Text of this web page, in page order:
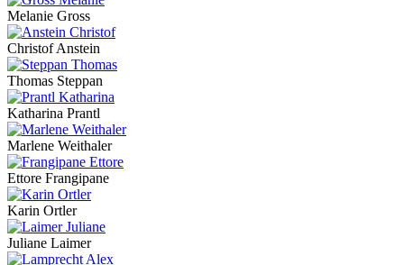
Melanie Gross
Christof Anstein
Thomas Steppan
Katharina Prantl
Marlene Weithaler
Ettore Frangipane
Karin Ortler
Juliane Laimer